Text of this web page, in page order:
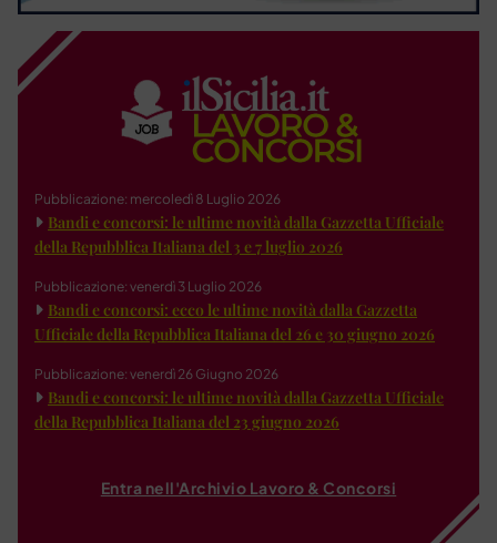
Pubblicazione: mercoledì 8 Luglio 2026
Bandi e concorsi: le ultime novità dalla Gazzetta Ufficiale
della Repubblica Italiana del 3 e 7 luglio 2026
Pubblicazione: venerdì 3 Luglio 2026
Bandi e concorsi: ecco le ultime novità dalla Gazzetta
Ufficiale della Repubblica Italiana del 26 e 30 giugno 2026
Pubblicazione: venerdì 26 Giugno 2026
Bandi e concorsi: le ultime novità dalla Gazzetta Ufficiale
della Repubblica Italiana del 23 giugno 2026
Entra nell'Archivio Lavoro & Concorsi